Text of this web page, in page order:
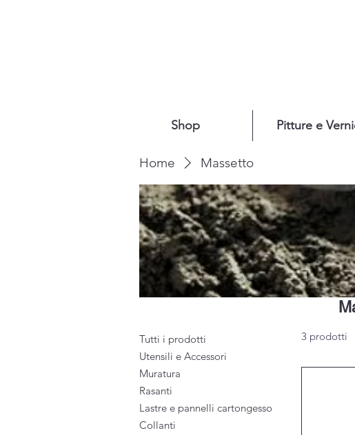
Shop Pitture e
Home Massetto
Tutti i prodotti
Utensili e Accessori
Muratura
Rasanti
Lastre e pannelli cartongesso
Collanti
3 prodotti